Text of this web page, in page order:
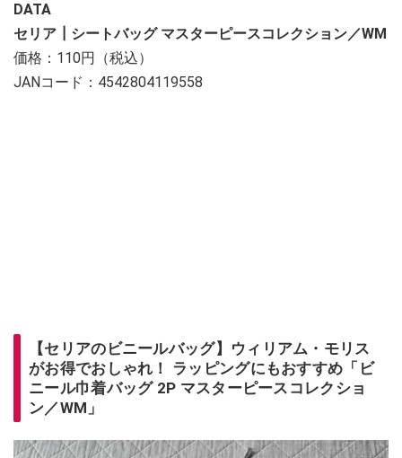
DATA
セリア┃シートバッグ マスターピースコレクション／WM
価格：110円（税込）
JANコード：4542804119558
【セリアのビニールバッグ】ウィリアム・モリス
がお得でおしゃれ！ ラッピングにもおすすめ「ビ
ニール巾着バッグ 2P マスターピースコレクショ
ン／WM」